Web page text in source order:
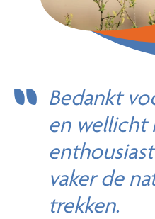
Bedankt
en wellicht
vaker de
trekken.